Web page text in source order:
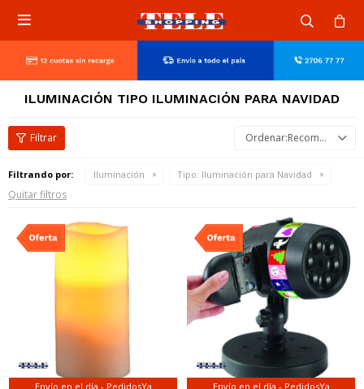

ILUMINACIÓN TIPO ILUMINACIÓN PARA NAVIDAD
Recomendados
Filtrando por: Iluminación Tipo: Iluminación para Navidad
Quitar filtros
Envío en el día - PedidosYa Envío en el día - PedidosYa